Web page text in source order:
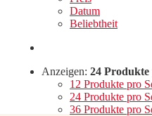
Datum
Beliebtheit
Anzeigen: 24 Produkte
12 Produkte pro
24 Produkte pro
36 Produkte pro